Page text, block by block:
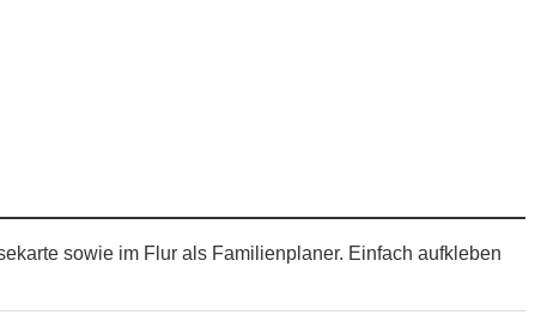
sowie im Flur als Familienplaner. Einfach aufkleben